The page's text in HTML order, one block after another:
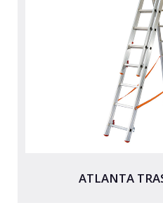
SGABELLI E CAVALLETTI
DOMESTICI SCALE
RAMPE DI CARICO E
ACCESSORI, RICAMBI E
ATLANTA